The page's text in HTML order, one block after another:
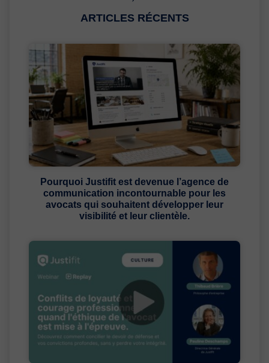
ARTICLES RÉCENTS
Pourquoi Justifit est devenue l’agence de
communication incontournable pour les
avocats qui souhaitent développer leur
visibilité et leur clientèle.